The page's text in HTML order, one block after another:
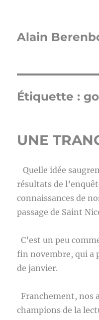
Alain
Étiquette :
UNE
Quelle idée
résultats de
connaissances de
passage de Saint
C’est un peu
fin novembre, qui a
de janvier.
Franchement, nos
champions de la